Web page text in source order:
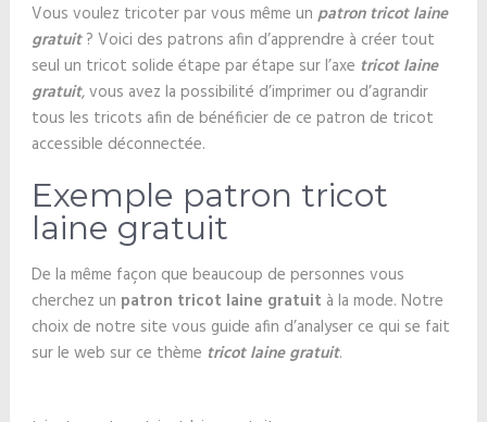
Vous voulez tricoter par vous même un patron tricot laine
gratuit? Voici des patrons afin d’apprendre à créer tout
seul un tricot solide étape par étape sur l’axe tricot laine
gratuit, vous avez la possibilité d’imprimer ou d’agrandir
tous les tricots afin de bénéficier de ce patron de tricot
accessible déconnectée.
Exemple patron tricot
laine gratuit
De la même façon que beaucoup de personnes vous
cherchez un patron tricot laine gratuit à la mode. Notre
choix de notre site vous guide afin d’analyser ce qui se fait
sur le web sur ce thème tricot laine gratuit.